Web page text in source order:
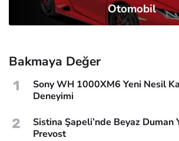
Otomobil
Bakmaya Değer
1
Sony WH 1000XM6 Yeni Nesil
Deneyimi
2
Sistina Şapeli’nde Beyaz Duman
Prevost